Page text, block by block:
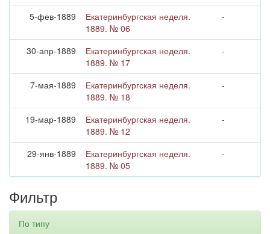
5-фев-1889
Екатеринбургская неделя.
1889. № 06
-
30-апр-1889
Екатеринбургская неделя.
1889. № 17
-
7-мая-1889
Екатеринбургская неделя.
1889. № 18
-
19-мар-1889
Екатеринбургская неделя.
1889. № 12
-
29-янв-1889
Екатеринбургская неделя.
1889. № 05
-
Фильтр
По типу